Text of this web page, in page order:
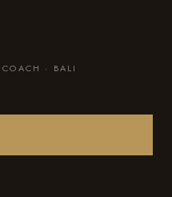
· BALI